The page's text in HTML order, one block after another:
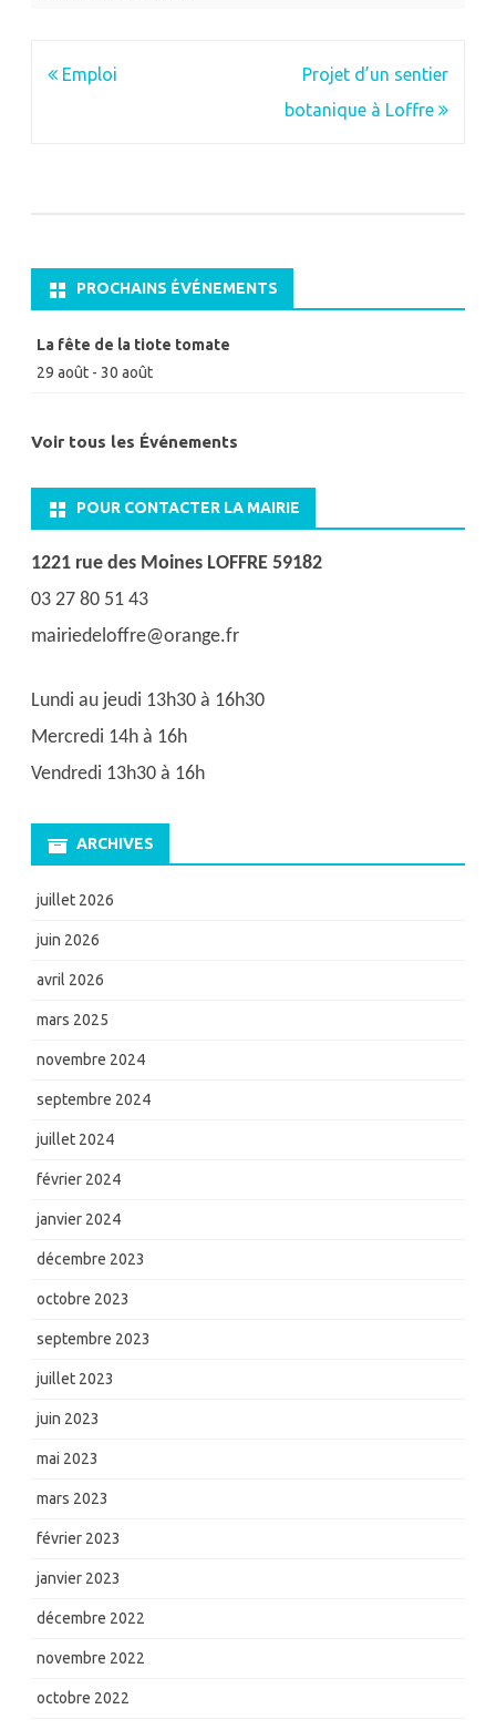
Navigation
Emploi
Projet d’un sentier
botanique à Loffre
PROCHAINS ÉVÉNEMENTS
La fête de la tiote tomate
29 août - 30 août
Voir tous les Événements
POUR CONTACTER LA MAIRIE
1221 rue des Moines LOFFRE 59182
03 27 80 51 43
mairiedeloffre@orange.fr
Lundi au jeudi 13h30 à 16h30
Mercredi 14h à 16h
Vendredi 13h30 à 16h
ARCHIVES
juillet 2026
juin 2026
avril 2026
mars 2025
novembre 2024
septembre 2024
juillet 2024
février 2024
janvier 2024
décembre 2023
octobre 2023
septembre 2023
juillet 2023
juin 2023
mai 2023
mars 2023
février 2023
janvier 2023
décembre 2022
novembre 2022
octobre 2022